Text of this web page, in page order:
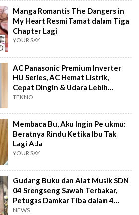
Manga Romantis The Dangers in
My Heart Resmi Tamat dalam Tiga
Chapter Lagi
YOUR SAY
AC Panasonic Premium Inverter
HU Series, AC Hemat Listrik,
Cepat Dingin & Udara Lebih
Bersih
TEKNO
Membaca Bu, Aku Ingin Pelukmu:
Beratnya Rindu Ketika Ibu Tak
Lagi Ada
YOUR SAY
Gudang Buku dan Alat Musik SDN
04 Srengseng Sawah Terbakar,
Petugas Damkar Tiba dalam 4
Menit
NEWS